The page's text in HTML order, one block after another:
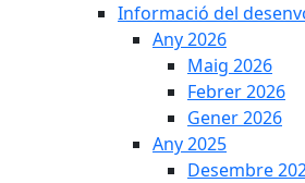
Informació del
Any 2026
Maig 2026
Febrer 2026
Gener 2026
Any 2025
Desembre